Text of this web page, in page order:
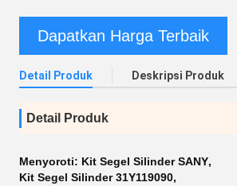
Dapatkan Harga Terbaik
Detail Produk Deskripsi Produk
Detail Produk
Menyoroti: Kit Segel Silinder SANY,
Kit Segel Silinder 31Y119090,